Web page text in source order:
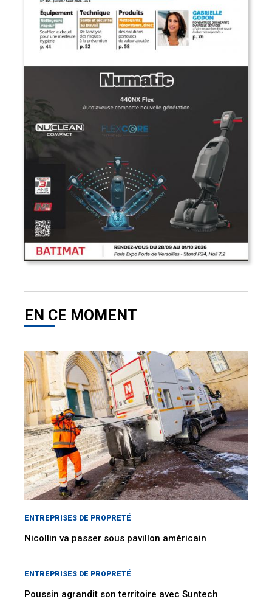
EN CE MOMENT
ENTREPRISES DE PROPRETÉ
Nicollin va passer sous pavillon américain
ENTREPRISES DE PROPRETÉ
Poussin agrandit son territoire avec Suntech